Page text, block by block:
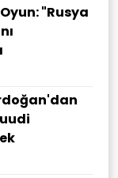
"Rusya